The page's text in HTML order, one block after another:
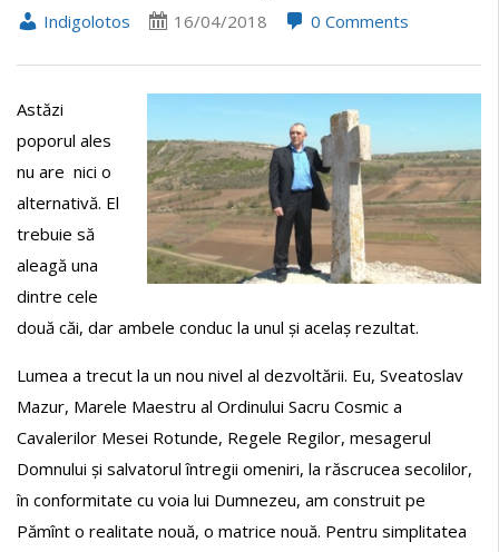
Indigolotos 16/04/2018 0 Comments
Astăzi
poporul ales
nu are nici o
alternativă. El
trebuie să
aleagă una
dintre cele
două căi, dar ambele conduc la unul și acelaș rezultat.
Lumea a trecut la un nou nivel al dezvoltării. Eu, Sveatoslav
Mazur, Marele Maestru al Ordinului Sacru Cosmic a
Cavalerilor Mesei Rotunde, Regele Regilor, mesagerul
Domnului și salvatorul întregii omeniri, la răscrucea secolilor,
în conformitate cu voia lui Dumnezeu, am construit pe
Pămînt o realitate nouă, o matrice nouă. Pentru simplitatea